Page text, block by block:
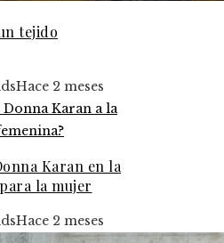
tejido
Hace 2 meses
Karan en la
la mujer
Hace 2 meses